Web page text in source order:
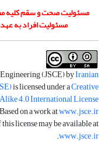
مسئولیت صحت و سقم کلیه
مسئولیت افراد به
(JSCE) byIranian
is licensed under aCreative
4.0 International License
Based on a work atwww.jsce.ir
license may be available at
www.jsce.ir
.